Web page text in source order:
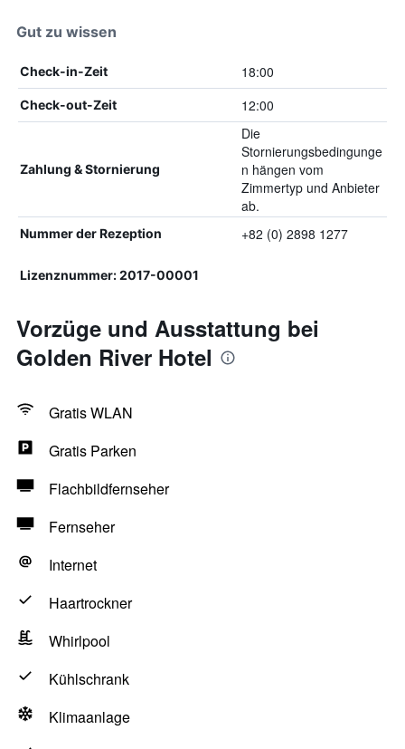
Gut zu wissen
Check-in-Zeit 18:00
Check-out-Zeit 12:00
Zahlung & Stornierung
Die
Stornierungsbedingunge
n hängen vom
Zimmertyp und Anbieter
ab.
Nummer der Rezeption +82 (0) 2898 1277
Lizenznummer: 2017-00001
Vorzüge und Ausstattung bei
Golden River Hotel
Gratis WLAN
Gratis Parken
Flachbildfernseher
Fernseher
Internet
Haartrockner
Whirlpool
Kühlschrank
Klimaanlage